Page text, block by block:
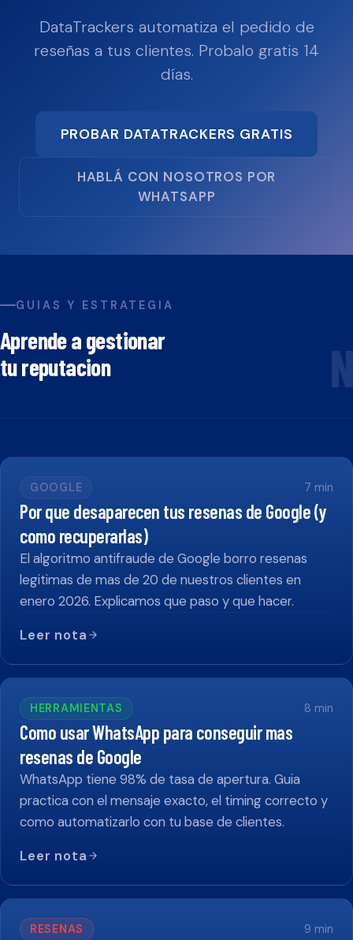
DataTrackers automatiza el pedido de
reseñas a tus clientes. Probalo gratis 14
días.
PROBAR DATATRACKERS GRATIS
HABLÁ CON NOSOTROS POR
WHATSAPP
GUIAS Y ESTRATEGIA
Aprende a gestionar
tu reputacion
N
GOOGLE 7 min
Por que desaparecen tus resenas de Google (y
como recuperarlas)
El algoritmo antifraude de Google borro resenas
legitimas de mas de 20 de nuestros clientes en
enero 2026. Explicamos que paso y que hacer.
Leer nota
HERRAMIENTAS 8 min
Como usar WhatsApp para conseguir mas
resenas de Google
WhatsApp tiene 98% de tasa de apertura. Guia
practica con el mensaje exacto, el timing correcto y
como automatizarlo con tu base de clientes.
Leer nota
RESENAS 9 min